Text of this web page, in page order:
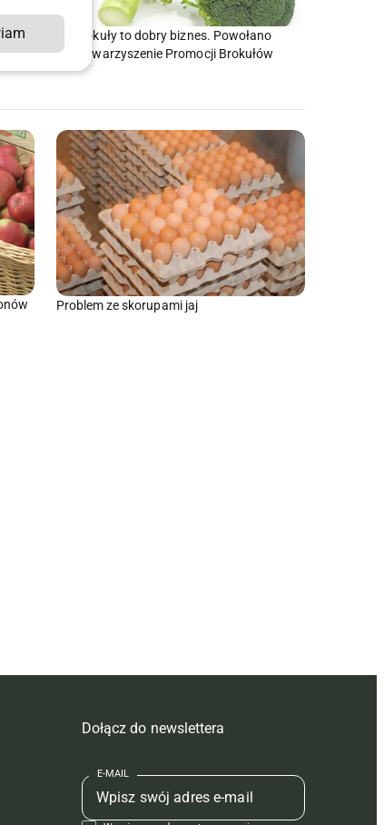
Brokuły to dobry biznes. Powołano
Stowarzyszenie Promocji Brokułów
Problem ze skorupami jaj
Dołącz do newslettera
E-MAIL